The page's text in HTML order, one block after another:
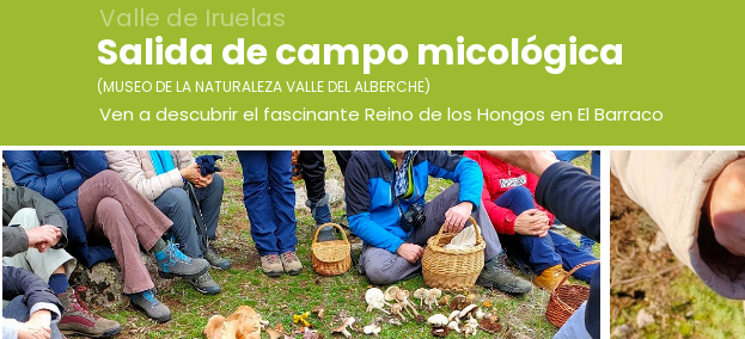
Valle de Iruelas
Salida de campo micológica
(MUSEO DE LA NATURALEZA VALLE DEL ALBERCHE)
Ven a descubrir el fascinante Reino de los Hongos en El Barraco